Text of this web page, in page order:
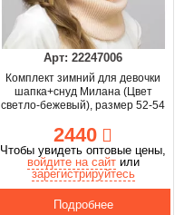
Арт: 22247006
Комплект зимний для девочки
шапка+снуд Милана (Цвет
светло-бежевый), размер 52-54
2440
Чтобы увидеть оптовые цены,
войдите на сайтили
зарегистрируйтесь
Подробнее